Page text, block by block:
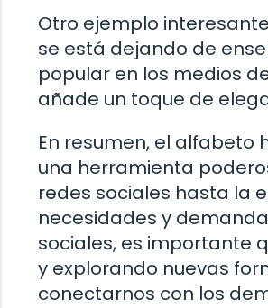
Otro ejemplo
se está dejando de
popular en los medios
añade un toque de
En resumen, el alfabeto
una herramienta
redes sociales hasta la
necesidades y
sociales, es importante
y explorando nuevas
conectarnos con los